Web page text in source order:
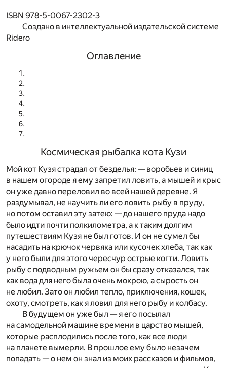
ISBN 978-5-0067-2302-3
Создано в интеллектуальной издательской системе
Ridero
Оглавление
Космическая рыбалка кота Кузи
Мой кот Кузя страдал от безделья: — воробьев и синиц
в нашем огороде я ему запретил ловить, а мышей и крыс
он уже давно переловил во всей нашей деревне. Я
раздумывал, не научить ли его ловить рыбу в пруду,
но потом оставил эту затею: — до нашего пруда надо
было идти почти полкилометра, а к таким долгим
путешествиям Кузя не был готов. И он не сумел бы
насадить на крючок червяка или кусочек хлеба, так как
у него были для этого чересчур острые когти. Ловить
рыбу с подводным ружьем он бы сразу отказался, так
как вода для него была очень мокрою, а сырость он
не любил. Зато он любил тепло, приключения, кошек,
охоту, смотреть, как я ловил для него рыбу и колбасу.
В будущем он уже был — я его посылал
на самодельной машине времени в царство мышей,
которые расплодились после того, как все люди
на планете вымерли. В прошлое ему было незачем
попадать — о нем он знал из моих рассказов и фильмов,